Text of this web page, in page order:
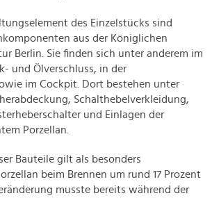
des Einzelstücks sind
aus der Königlichen
Berlin. Sie finden sich unter anderem im
und Ölverschluss, in der
im Cockpit. Dort bestehen unter
Schalthebelverkleidung,
und Einlagen der
Porzellan.
Bauteile gilt als besonders
beim Brennen um rund 17 Prozent
musste bereits während der